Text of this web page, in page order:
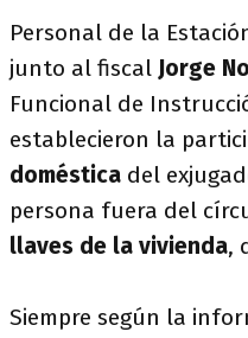
Personal de la
junto al fiscal Jorge
Funcional de
establecieron la
doméstica del
persona fuera del
llaves de la vivienda,
Siempre según la